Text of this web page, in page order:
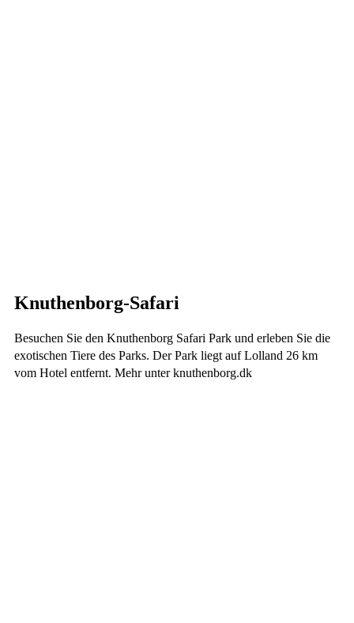
Knuthenborg-Safari
Besuchen Sie den Knuthenborg Safari Park und erleben Sie die
exotischen Tiere des Parks. Der Park liegt auf Lolland 26 km
vom Hotel entfernt. Mehr unter knuthenborg.dk